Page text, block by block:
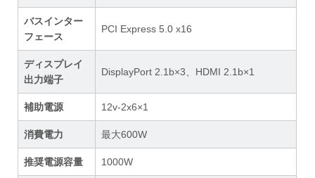
バスインター
フェース
PCI Express 5.0 x16
ディスプレイ
出力端子
DisplayPort 2.1b×3、HDMI 2.1b×1
補助電源 12v-2x6×1
消費電力 最大600W
推奨電源容量 1000W